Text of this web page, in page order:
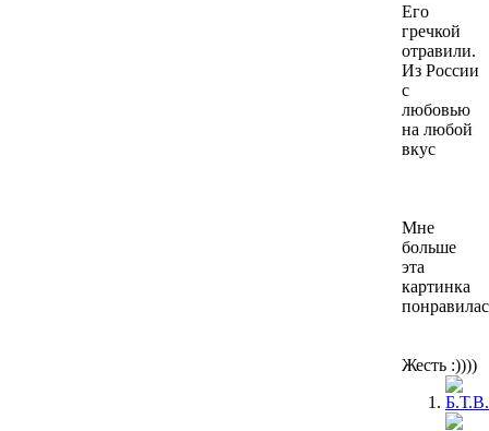
Его
гречкой
отравили.
Из России
с
любовью
на любой
вкус
Мне
больше
эта
картинка
Жесть :))))